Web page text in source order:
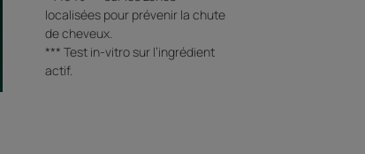
localisées pour prévenir la chute
de cheveux.
*** Test in-vitro sur l’ingrédient
actif.